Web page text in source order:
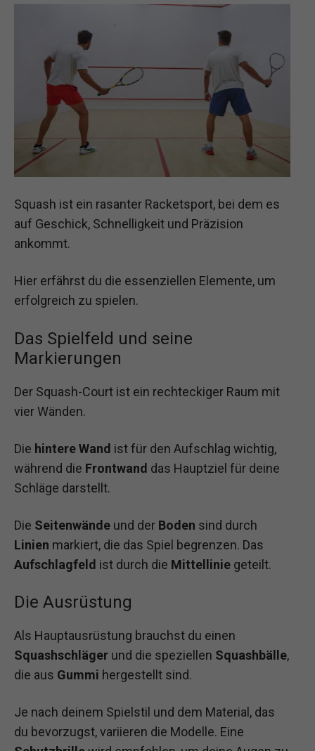
Squash ist ein rasanter Racketsport, bei dem es
auf Geschick, Schnelligkeit und Präzision
ankommt.
Hier erfährst du die essenziellen Elemente, um
erfolgreich zu spielen.
Das Spielfeld und seine
Markierungen
Der Squash-Court ist ein rechteckiger Raum mit
vier Wänden.
Die hintere Wand ist für den Aufschlag wichtig,
während die Frontwand das Hauptziel für deine
Schläge darstellt.
Die Seitenwände und der Boden sind durch
Linien markiert, die das Spiel begrenzen. Das
Aufschlagfeld ist durch die Mittellinie geteilt.
Die Ausrüstung
Als Hauptausrüstung brauchst du einen
Squashschläger und die speziellen Squashbälle,
die aus Gummi hergestellt sind.
Je nach deinem Spielstil und dem Material, das
du bevorzugst, variieren die Modelle. Eine